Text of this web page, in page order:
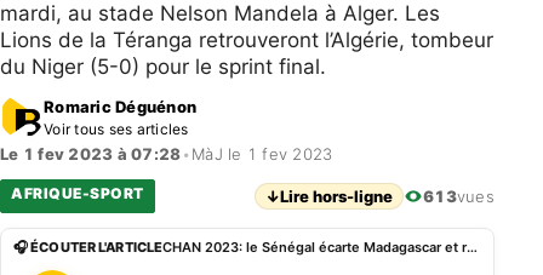
mardi, au stade Nelson Mandela à Alger. Les
Lions de la Téranga retrouveront l’Algérie, tombeur
du Niger (5-0) pour le sprint final.
Romaric Déguénon
Voir tous ses articles
Le 1 fev 2023 à 07:28• MàJ le 1 fev 2023
AFRIQUE-SPORT ↓Lire hors-ligne 613vues
🎧 ÉCOUTER L'ARTICLE CHAN 2023: le Sénégal écarte Madagascar et rejoint l’Algérie en finale